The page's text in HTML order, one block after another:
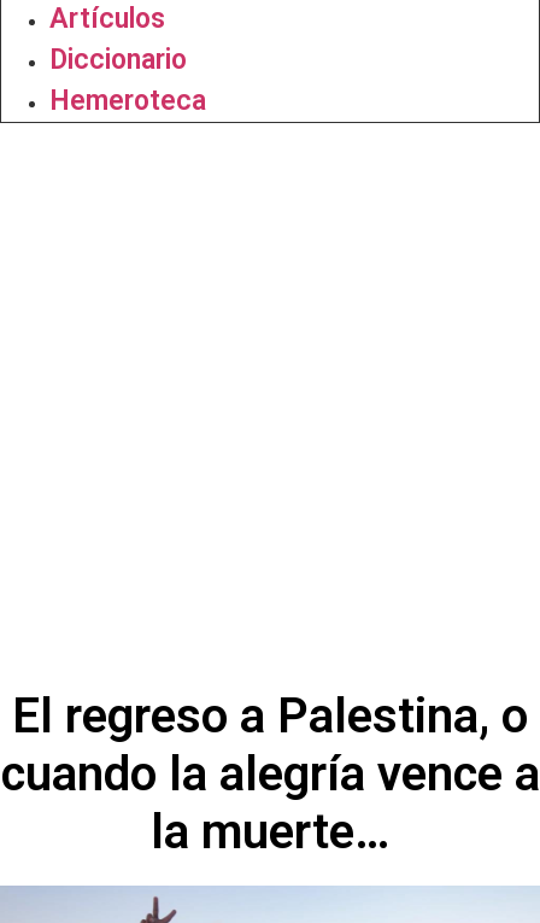
Artículos
Diccionario
Hemeroteca
El regreso a Palestina, o
cuando la alegría vence a
la muerte…